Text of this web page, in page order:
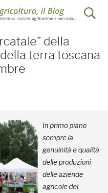
della
terra toscana
In primo piano
sempre la
genuinità e qualità
delle produzioni
delle aziende
agricole del